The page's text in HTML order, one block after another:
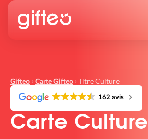
Gifteo › Carte Gifteo ›Titre Culture
162 avis
Carte Culture